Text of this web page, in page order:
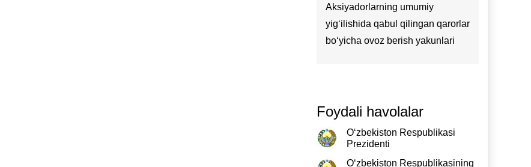
Aksiyadorlarning umumiy
yig‘ilishida qabul qilingan qarorlar
bo‘yicha ovoz berish yakunlari
Foydali havolalar
O‘zbekiston Respublikasi
Prezidenti
O‘zbekiston Respublikasining